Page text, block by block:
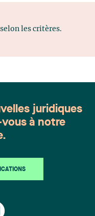
les critères.
juridiques
à notre